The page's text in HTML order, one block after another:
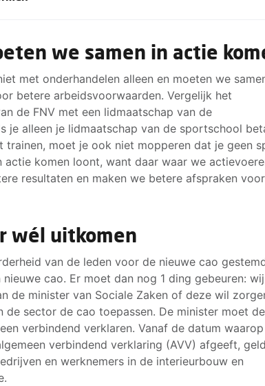
duren kan het uiteindelijk uitmonden in landelijke
deze acties en ondersteunen de stakende
met onze leden maken we een plan om te
de beste actievormen zijn en beslissen hoe we
opbouwen.
te vergroten en onderhandelingen te
van protestacties, het uitdelen van
van petities of ludieke acties zijn. Ook proberen
te krijgen voor de acties.
om de werkgevers verder onder druk te
hoe beter we in staat zijn om tot
Het is daarom belangrijk dat iedereen
we samen in actie
met onderhandelen alleen en moeten we
betere arbeidsvoorwaarden. Vergelijk het
de FNV met een lidmaatschap van de
je alleen je lidmaatschap van de sportschool
trainen, moet je ook niet mopperen dat je geen
actie komen loont, want daar waar we
resultaten en maken we betere afspraken
wél uitkomen
van de leden voor de nieuwe cao
nieuwe cao. Er moet dan nog 1 ding gebeuren: wij
de minister van Sociale Zaken of deze wil
de sector de cao toepassen. De minister moet
verbindend verklaren. Vanaf de datum
verbindend verklaring (AVV) afgeeft,
en werknemers in de interieurbouw en